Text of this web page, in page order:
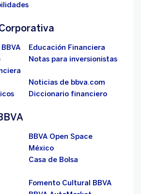
Educación Financiera
Notas para inversionistas
Noticias de bbva.com
Diccionario financiero
BBVA Open Space
México
Casa de Bolsa
Fomento Cultural BBVA